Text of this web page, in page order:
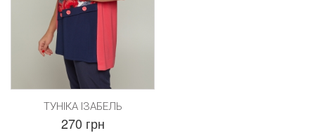
ТУНІКА ІЗАБЕЛЬ
270 грн